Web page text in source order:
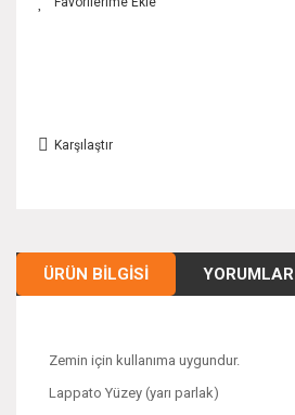
Karşılaştır
ÜRÜN BILGISI YORUMLAR
Zemin için kullanıma uygundur.
Lappato Yüzey (yarı parlak)